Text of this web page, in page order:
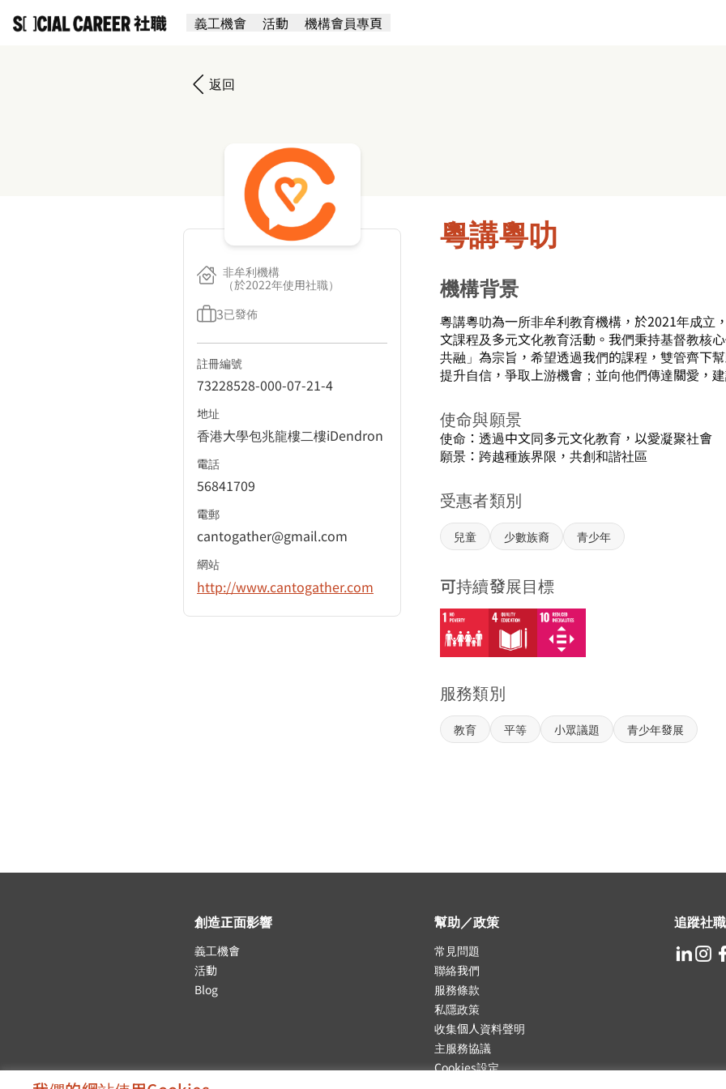
義工機會 活動 機構會員專頁
返回
非牟利機構
（於2022年使用社職）
3已發佈
註冊編號
73228528-000-07-21-4
地址
香港大學包兆龍樓二樓iDendron
電話
56841709
電郵
cantogather@gmail.com
網站
http://www.cantogather.com
粵講粵叻
機構背景
粵講粵叻為一所非牟利教育機構，於2021年成立
文課程及多元文化教育活動。我們秉持基督教核
共融」為宗旨，希望透過我們的課程，雙管齊下
提升自信，爭取上游機會；並向他們傳達關愛，
使命與願景
使命：透過中文同多元文化教育，以愛凝聚社會
願景：跨越種族界限，共創和諧社區
受惠者類別
兒童 少數族裔 青少年
可持續發展目標
服務類別
教育 平等 小眾議題 青少年發展
創造正面影響
義工機會
活動
Blog
幫助／政策
常見問題
聯絡我們
服務條款
私隱政策
收集個人資料聲明
主服務協議
Cookies設定
追蹤社職